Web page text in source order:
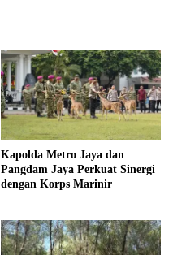
Kapolda Metro Jaya dan
Pangdam Jaya Perkuat Sinergi
dengan Korps Marinir